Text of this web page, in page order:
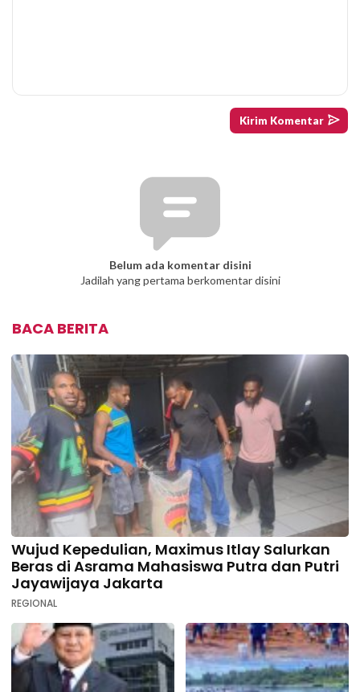
Belum ada komentar disini
Jadilah yang pertama berkomentar disini
BACA BERITA
Wujud Kepedulian, Maximus Itlay Salurkan
Beras di Asrama Mahasiswa Putra dan Putri
Jayawijaya Jakarta
REGIONAL